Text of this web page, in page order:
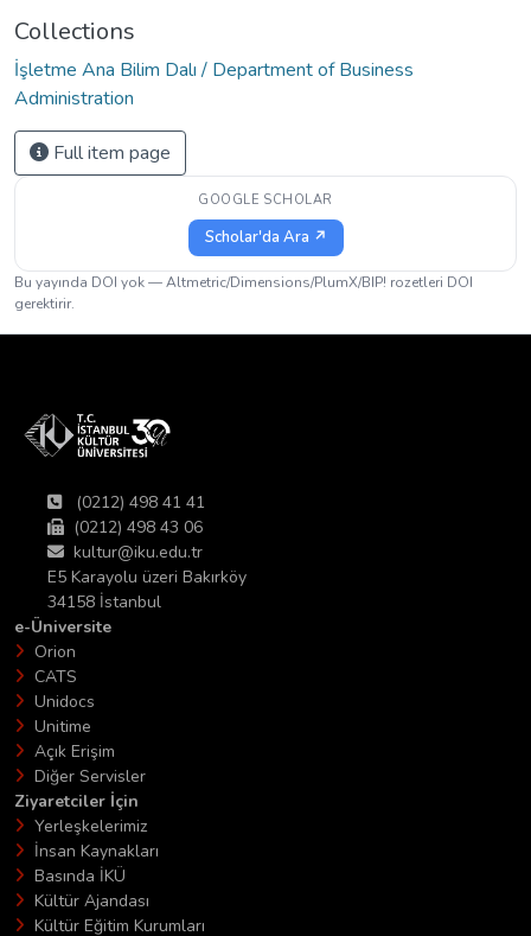
Collections
İşletme Ana Bilim Dalı / Department of Business
Administration
Full item page
GOOGLE SCHOLAR
Scholar'da Ara ↗
Bu yayında DOI yok — Altmetric/Dimensions/PlumX/BIP! rozetleri DOI
gerektirir.
(0212) 498 41 41
(0212) 498 43 06
kultur@iku.edu.tr
E5 Karayolu üzeri Bakırköy
34158 İstanbul
e-Üniversite
Orion
CATS
Unidocs
Unitime
Açık Erişim
Diğer Servisler
Ziyaretciler İçin
Yerleşkelerimiz
İnsan Kaynakları
Basında İKÜ
Kültür Ajandası
Kültür Eğitim Kurumları